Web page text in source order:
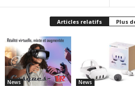
Articles relatifs Plus
News News